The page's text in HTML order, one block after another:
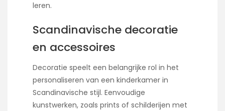
leren.
Scandinavische decoratie
en accessoires
Decoratie speelt een belangrijke rol in het
personaliseren van een kinderkamer in
Scandinavische stijl. Eenvoudige
kunstwerken, zoals prints of schilderijen met